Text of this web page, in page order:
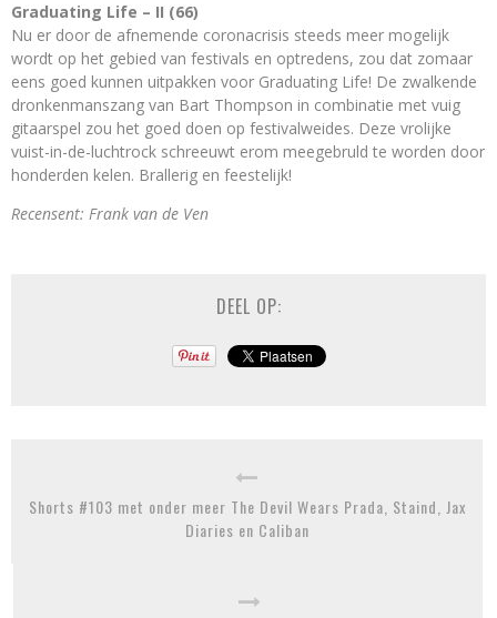
Graduating Life – II (66)
Nu er door de afnemende coronacrisis steeds meer mogelijk
wordt op het gebied van festivals en optredens, zou dat zomaar
eens goed kunnen uitpakken voor Graduating Life! De zwalkende
dronkenmanszang van Bart Thompson in combinatie met vuig
gitaarspel zou het goed doen op festivalweides. Deze vrolijke
vuist-in-de-luchtrock schreeuwt erom meegebruld te worden door
honderden kelen. Brallerig en feestelijk!
Recensent: Frank van de Ven
DEEL OP:
Shorts #103 met onder meer The Devil Wears Prada, Staind, Jax
Diaries en Caliban